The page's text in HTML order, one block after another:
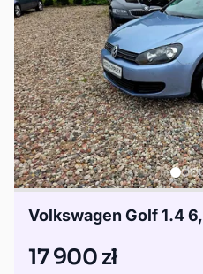
17 900 zł